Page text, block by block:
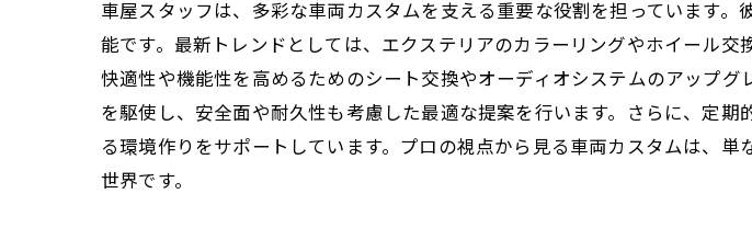
車屋スタッフは、多彩な車両カスタムを支える重要な役割を担っています
能です。最新トレンドとしては、エクステリアのカラーリングやホイール交
快適性や機能性を高めるためのシート交換やオーディオシステムのアップ
を駆使し、安全面や耐久性も考慮した最適な提案を行います。さらに、定
る環境作りをサポートしています。プロの視点から見る車両カスタムは、
世界です。